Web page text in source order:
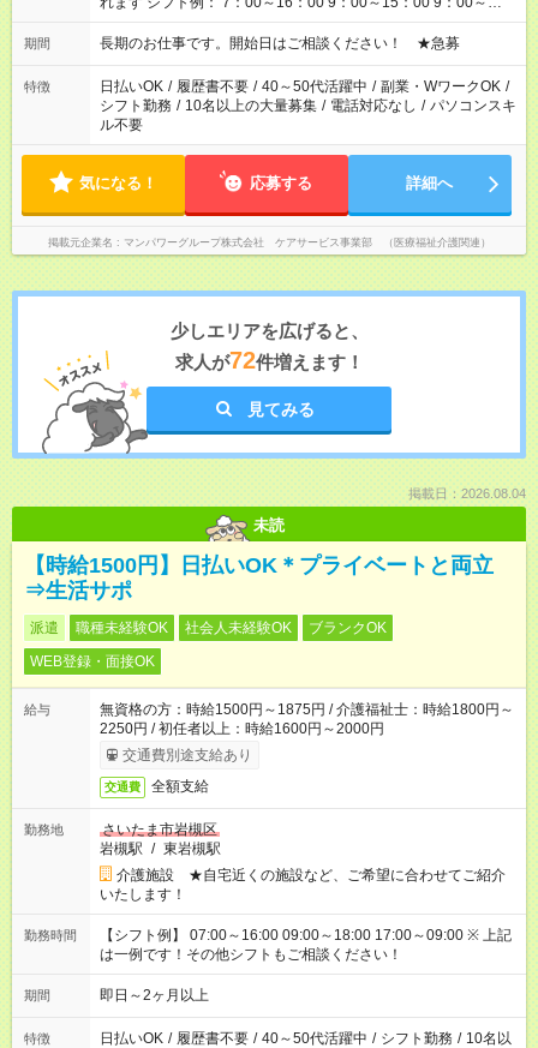
18：00 11：00～20：00 など ※Wワークの場合、他のお仕事と
合わせ週40時間超の就業はご案内できません ※法令に基づき、
派遣法（日雇い派遣の原則禁止）により、短時間・短期間の就
業はご案内が難しい場合があります
期間 長期のお仕事です。開始日はご相談ください！ ★急募
特徴 日払いOK / 履歴書不要 / 40～50代活躍中 / 副業・WワークOK /
シフト勤務 / 10名以上の大量募集 / 電話対応なし / パソコンスキ
ル不要
気になる！ 応募する 詳細へ
掲載元企業名 マンパワーグループ株式会社 ケアサービス事業部 （医療福祉介護関連）
少しエリアを広げると、
求人が72件増えます！
見てみる
掲載日：2026.08.04
未読
【時給1500円】日払いOK＊プライベートと両立
⇒生活サポ
派遣 職種未経験OK 社会人未経験OK
ブランクOK
WEB登録・面接OK
給与
無資格の方：時給1500円～1875円 / 介護福祉士：時給1800円～
2250円 / 初任者以上：時給1600円～2000円
交通費別途支給あり
交通費 全額支給
勤務地
さいたま市岩槻区
岩槻駅 / 東岩槻駅
介護施設 ★自宅近くの施設など、ご希望に合わせてご紹介
いたします！
勤務時間
【シフト例】 07:00～16:00 09:00～18:00 17:00～09:00 ※ 上記
は一例です！その他シフトもご相談ください！
期間 即日～2ヶ月以上
特徴 日払いOK / 履歴書不要 / 40～50代活躍中 / シフト勤務 / 10名以